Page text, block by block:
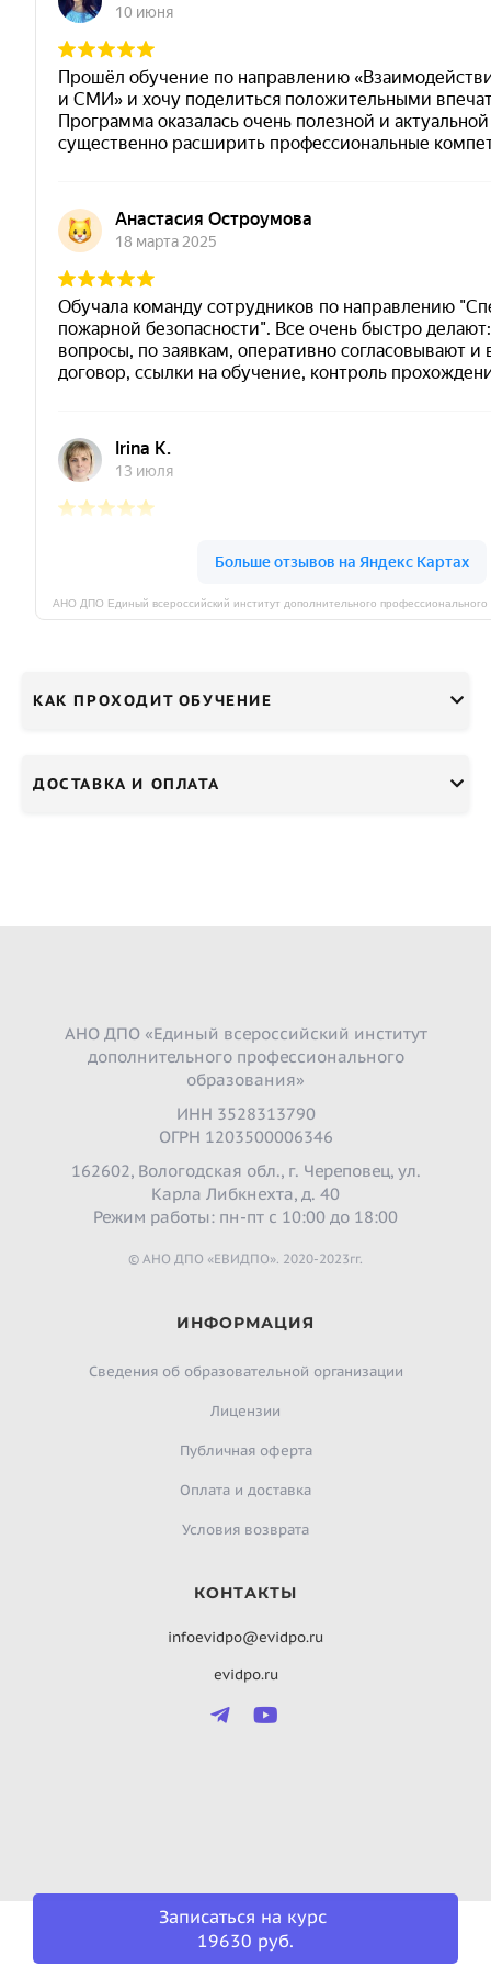
Записаться на курс
19630 руб.
КАК ПРОХОДИТ ОБУЧЕНИЕ
ДОСТАВКА И ОПЛАТА
АНО ДПО «Единый всероссийский институт
дополнительного профессионального
образования»
ИНН 3528313790
ОГРН 1203500006346
162602, Вологодская обл., г. Череповец, ул.
Карла Либкнехта, д. 40
Режим работы: пн-пт с 10:00 до 18:00
© АНО ДПО «ЕВИДПО». 2020-2023гг.
ИНФОРМАЦИЯ
Сведения об образовательной организации
Лицензии
Публичная оферта
Оплата и доставка
Условия возврата
КОНТАКТЫ
infoevidpo@evidpo.ru
evidpo.ru